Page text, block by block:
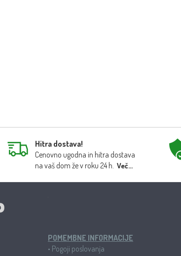
Hitra dostava!
Cenovno ugodna in hitra dostava
na vaš dom že v roku 24 h. Več...
POMEMBNE INFORMACIJE
• Pogoji poslovanja